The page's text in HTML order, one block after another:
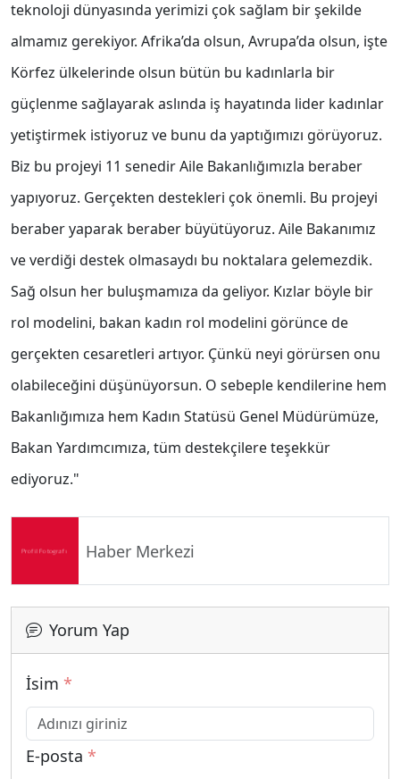
teknoloji dünyasında yerimizi çok sağlam bir şekilde
almamız gerekiyor. Afrika’da olsun, Avrupa’da olsun, işte
Körfez ülkelerinde olsun bütün bu kadınlarla bir
güçlenme sağlayarak aslında iş hayatında lider kadınlar
yetiştirmek istiyoruz ve bunu da yaptığımızı görüyoruz.
Biz bu projeyi 11 senedir Aile Bakanlığımızla beraber
yapıyoruz. Gerçekten destekleri çok önemli. Bu projeyi
beraber yaparak beraber büyütüyoruz. Aile Bakanımız
ve verdiği destek olmasaydı bu noktalara gelemezdik.
Sağ olsun her buluşmamıza da geliyor. Kızlar böyle bir
rol modelini, bakan kadın rol modelini görünce de
gerçekten cesaretleri artıyor. Çünkü neyi görürsen onu
olabileceğini düşünüyorsun. O sebeple kendilerine hem
Bakanlığımıza hem Kadın Statüsü Genel Müdürümüze,
Bakan Yardımcımıza, tüm destekçilere teşekkür
ediyoruz."
Haber Merkezi
Yorum Yap
İsim *
E-posta *